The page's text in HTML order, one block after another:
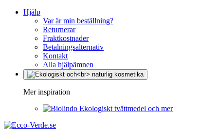
Hjälp
Var är min beställning?
Returnerar
Fraktkostnader
Betalningsalternativ
Kontakt
Alla hjälpämnen
Mer inspiration
Ekologiskt tvättmedel och mer